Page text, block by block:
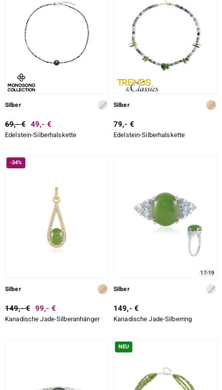
Silber
69,- € 49,- €
Edelstein-Silberhalskette
Silber
79,- €
Edelstein-Silberhalskette
-34%
Silber
149,- € 99,- €
Kanadische Jade-Silberanhänger
17-19
Silber
149,- €
Kanadische Jade-Silberring
NEU